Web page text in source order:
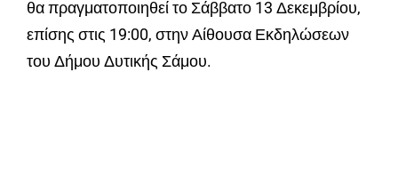
θα πραγματοποιηθεί το Σάββατο 13 Δεκεμβρίου,
επίσης στις 19:00, στην Αίθουσα Εκδηλώσεων
του Δήμου Δυτικής Σάμου.